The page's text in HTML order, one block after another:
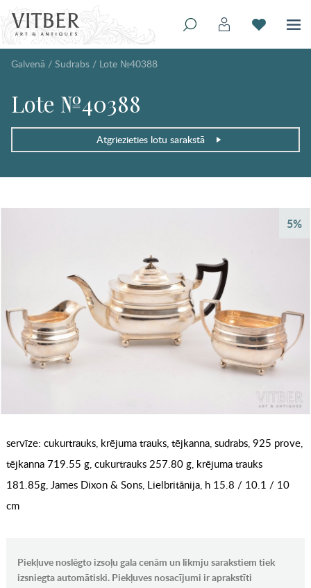
Galvenā / Sudrabs / Lote №40388
Lote №40388
Atgriezieties lotu sarakstā
5%
servīze: cukurtrauks, krējuma trauks, tējkanna, sudrabs, 925 prove,
tējkanna 719.55 g, cukurtrauks 257.80 g, krējuma trauks
181.85g, James Dixon & Sons, Lielbritānija, h 15.8 / 10.1 / 10
cm
Piekļuve noslēgto izsoļu gala cenām un likmju sarakstiem tiek
izsniegta automātiski. Piekļuves nosacījumi ir aprakstīti